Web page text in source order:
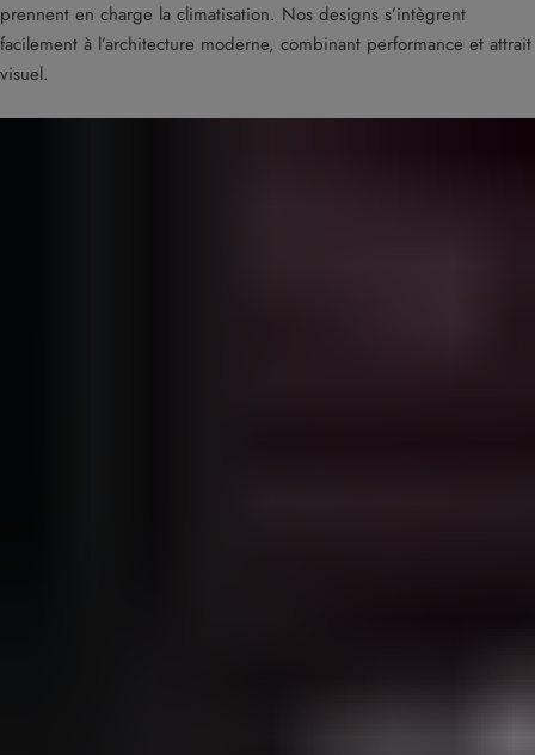
prennent en charge la climatisation. Nos designs s’intègrent
facilement à l’architecture moderne, combinant performance et attrait
visuel.